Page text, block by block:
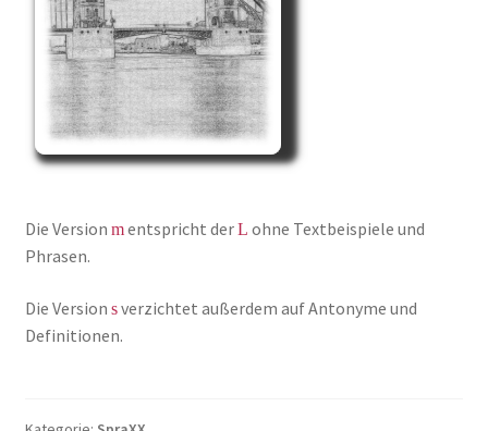
Die Version mentspricht derL ohne Textbeispiele und
Phrasen.
Die Version sverzichtet außerdem auf Antonyme und
Definitionen.